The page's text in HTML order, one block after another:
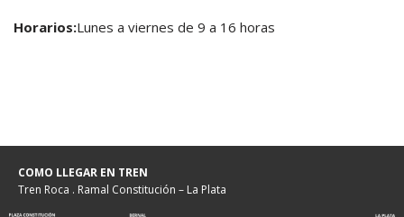
Horarios:Lunes a viernes de 9 a 16 horas
COMO LLEGAR EN TREN
Tren Roca . Ramal Constitución – La Plata